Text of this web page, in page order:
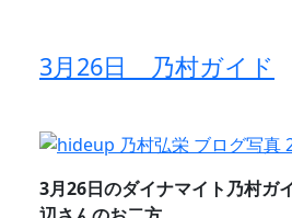
3月26日 乃村ガイド
3月26日のダイナマイト乃村ガ